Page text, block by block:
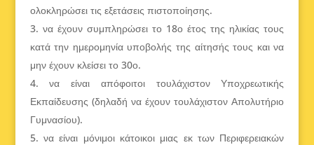
ολοκληρώσει τις εξετάσεις πιστοποίησης.
να έχουν συμπληρώσει το 18ο έτος της ηλικίας τους
κατά την ημερομηνία υποβολής της αίτησής τους και να
μην έχουν κλείσει το 30ο.
να είναι απόφοιτοι τουλάχιστον Υποχρεωτικής
Εκπαίδευσης (δηλαδή να έχουν τουλάχιστον Απολυτήριο
Γυμνασίου).
να είναι μόνιμοι κάτοικοι μιας εκ των Περιφερειακών